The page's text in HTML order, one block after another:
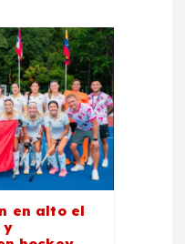
en alto el
y